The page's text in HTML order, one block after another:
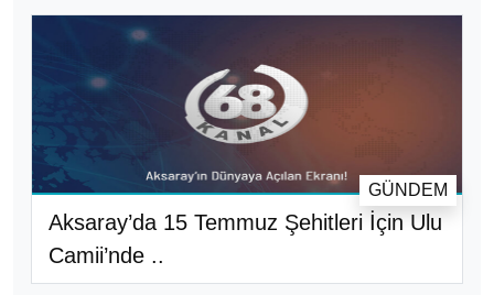
Aksaray’da 15 Temmuz Şehitleri İçin Ulu
Camii’nde ..
GÜNDEM